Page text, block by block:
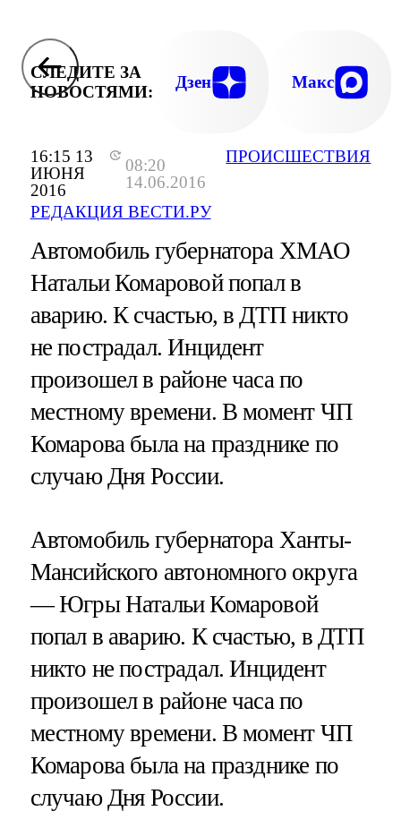
16:15 13
ИЮНЯ
2016
08:20
14.06.2016
РЕДАКЦИЯ ВЕСТИ.РУ
ПРОИСШЕСТВИЯ
СЛЕДИТЕ ЗА
НОВОСТЯМИ:
Дзен Макс
Автомобиль губернатора ХМАО
Натальи Комаровой попал в
аварию. К счастью, в ДТП никто
не пострадал. Инцидент
произошел в районе часа по
местному времени. В момент ЧП
Комарова была на празднике по
случаю Дня России.
Автомобиль губернатора Ханты-
Мансийского автономного округа
— Югры Натальи Комаровой
попал в аварию. К счастью, в ДТП
никто не пострадал. Инцидент
произошел в районе часа по
местному времени. В момент ЧП
Комарова была на празднике по
случаю Дня России.